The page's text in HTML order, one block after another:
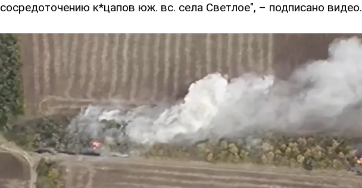
сосредоточению к*цапов юж. вс. села Светлое", – подписано видео.